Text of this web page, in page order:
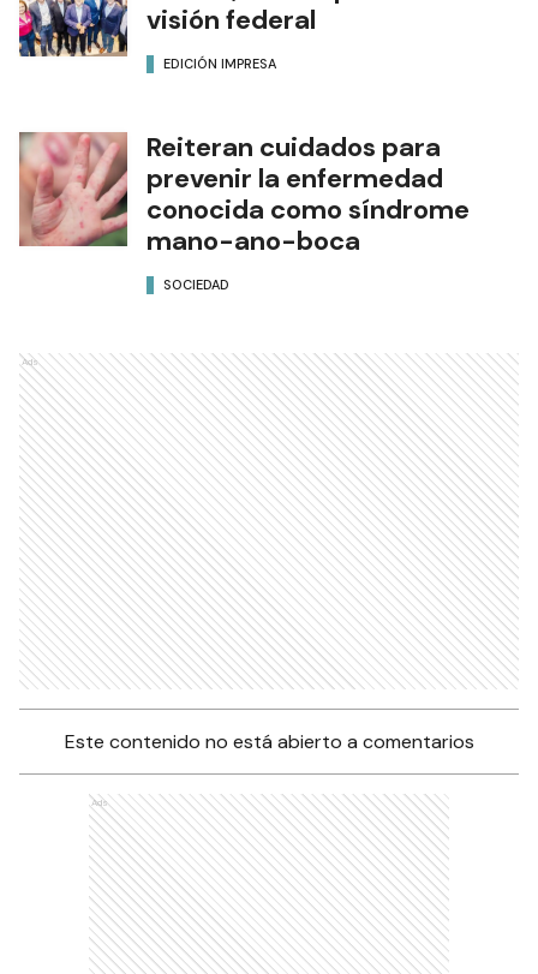
visión federal
EDICIÓN IMPRESA
Reiteran cuidados para
prevenir la enfermedad
conocida como síndrome
mano-ano-boca
SOCIEDAD
Ads
Este contenido no está abierto a comentarios
Ads